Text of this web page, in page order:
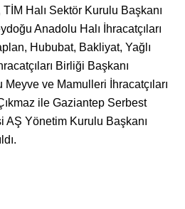
Halı Sektör Kurulu Başkanı
Anadolu Halı İhracatçıları
Hububat, Bakliyat, Yağlı
Birliği Başkanı
ve Mamulleri İhracatçıları
ile Gaziantep Serbest
AŞ Yönetim Kurulu Başkanı